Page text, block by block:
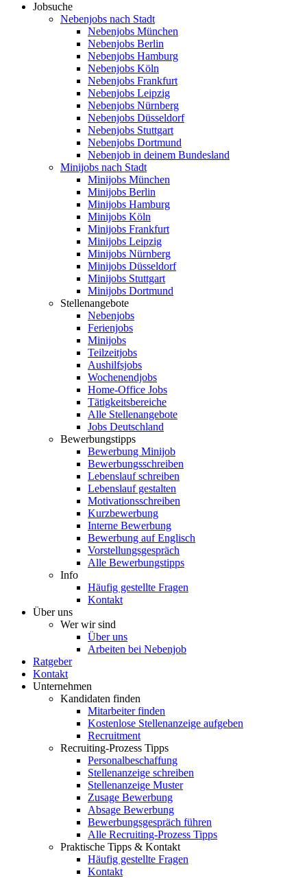
Jobsuche
Nebenjobs nach Stadt
Nebenjobs München
Nebenjobs Berlin
Nebenjobs Hamburg
Nebenjobs Köln
Nebenjobs Frankfurt
Nebenjobs Leipzig
Nebenjobs Nürnberg
Nebenjobs Düsseldorf
Nebenjobs Stuttgart
Nebenjobs Dortmund
Nebenjob in deinem Bundesland
Minijobs nach Stadt
Minijobs München
Minijobs Berlin
Minijobs Hamburg
Minijobs Köln
Minijobs Frankfurt
Minijobs Leipzig
Minijobs Nürnberg
Minijobs Düsseldorf
Minijobs Stuttgart
Minijobs Dortmund
Stellenangebote
Nebenjobs
Ferienjobs
Minijobs
Teilzeitjobs
Aushilfsjobs
Wochenendjobs
Home-Office Jobs
Tätigkeitsbereiche
Alle Stellenangebote
Jobs Deutschland
Bewerbungstipps
Bewerbung Minijob
Bewerbungsschreiben
Lebenslauf schreiben
Lebenslauf gestalten
Motivationsschreiben
Kurzbewerbung
Interne Bewerbung
Bewerbung auf Englisch
Vorstellungsgespräch
Alle Bewerbungstipps
Info
Häufig gestellte Fragen
Kontakt
Über uns
Wer wir sind
Über uns
Arbeiten bei Nebenjob
Ratgeber
Kontakt
Unternehmen
Kandidaten finden
Mitarbeiter finden
Kostenlose Stellenanzeige aufgeben
Recruitment
Recruiting-Prozess Tipps
Personalbeschaffung
Stellenanzeige schreiben
Stellenanzeige Muster
Zusage Bewerbung
Absage Bewerbung
Bewerbungsgespräch führen
Alle Recruiting-Prozess Tipps
Praktische Tipps & Kontakt
Häufig gestellte Fragen
Kontakt